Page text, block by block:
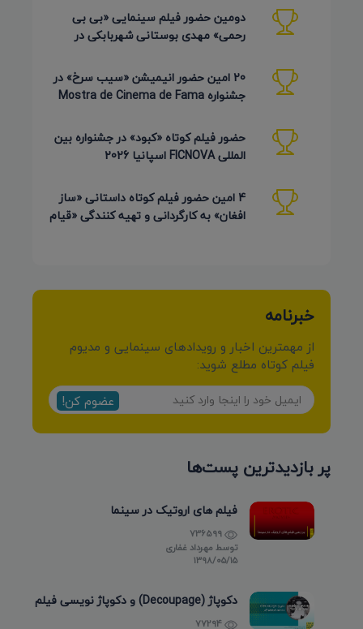
دومین حضور فیلم سینمایی «بی بی
رحمی» مهدی بوستانی شهربابکی در
20 امین حضور انیمیشن «سیب سرخ» در
جشنواره Mostra de Cinema de Fama
حضور فیلم کوتاه «کبود» در جشنواره بین
المللی FICNOVA اسپانیا 2026
4 امین حضور فیلم کوتاه داستانی «ساز
افغان» به کارگردانی و تهیه کنندگی «قیام
خبرنامه
از مهمترین اخبار و رویدادهای سینمایی و مدیوم
فیلم کوتاه مطلع شوید:
عضوم کن!
پر بازدیدترین پست‌ها
فیلم های اروتیک در سینما
توسط مهرداد غفاری
۱۳۹۸/۰۵/۱۵
دکوپاژ (Decoupage) و دکوپاژ نویسی فیلم